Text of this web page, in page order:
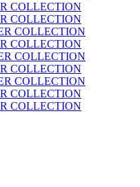
COLLECTION
COLLECTION
COLLECTION
COLLECTION
COLLECTION
COLLECTION
COLLECTION
COLLECTION
COLLECTION